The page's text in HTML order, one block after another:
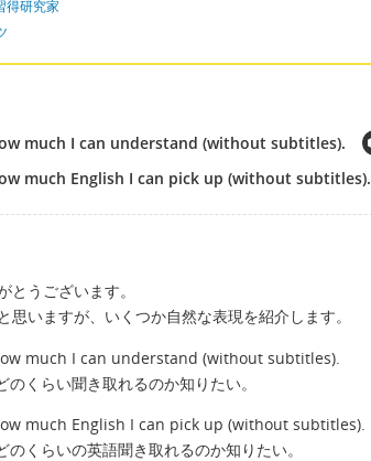
得研究家
much I can understand (without subtitles).
much English I can pick up (without subtitles).
とうございます。
思いますが、いくつか自然な表現を紹介します。
much I can understand (without subtitles).
のくらい聞き取れるのか知りたい。
much English I can pick up (without subtitles).
のくらいの英語聞き取れるのか知りたい。